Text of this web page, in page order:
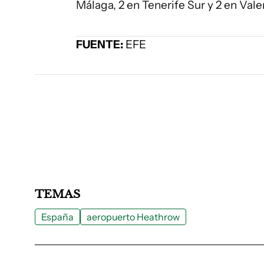
Málaga, 2 en Tenerife Sur y 2 en
FUENTE: EFE
TEMAS
España aeropuerto Heathrow